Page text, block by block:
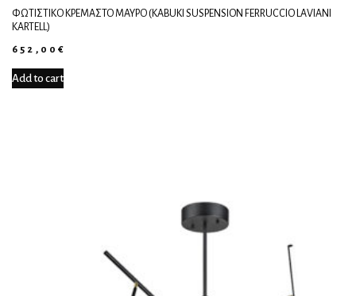
ΦΩΤΙΣΤΙΚΌ ΚΡΕΜΑΣΤΌ ΜΑΎΡΟ (KABUKI SUSPENSION FERRUCCIO LAVIANI
KARTELL)
652,00€
Add to cart